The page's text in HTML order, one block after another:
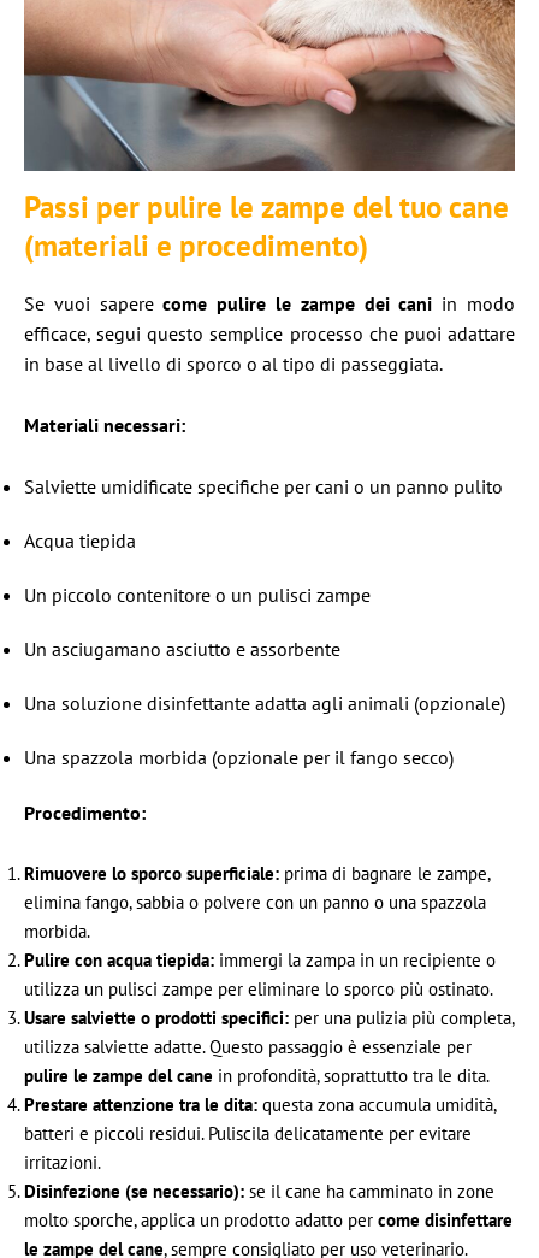
Passi per pulire le zampe del tuo cane
(materiali e procedimento)
Se vuoi saperecome pulire le zampe dei cani in modo
efficace, segui questo semplice processo che puoi adattare
in base al livello di sporco o al tipo di passeggiata.
Materiali necessari:
Salviette umidificate specifiche per cani o un panno pulito
Acqua tiepida
Un piccolo contenitore o un pulisci zampe
Un asciugamano asciutto e assorbente
Una soluzione disinfettante adatta agli animali (opzionale)
Una spazzola morbida (opzionale per il fango secco)
Procedimento:
Rimuovere lo sporco superficiale: prima di bagnare le zampe,
elimina fango, sabbia o polvere con un panno o una spazzola
morbida.
Pulire con acqua tiepida: immergi la zampa in un recipiente o
utilizza un pulisci zampe per eliminare lo sporco più ostinato.
Usare salviette o prodotti specifici: per una pulizia più completa,
utilizza salviette adatte. Questo passaggio è essenziale per
pulire le zampe del cane in profondità, soprattutto tra le dita.
Prestare attenzione tra le dita: questa zona accumula umidità,
batteri e piccoli residui. Puliscila delicatamente per evitare
irritazioni.
Disinfezione (se necessario): se il cane ha camminato in zone
molto sporche, applica un prodotto adatto per come disinfettare
le zampe del cane, sempre consigliato per uso veterinario.